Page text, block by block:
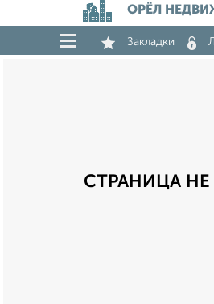
ОРЁЛ
Закладки
СТРАНИЦА